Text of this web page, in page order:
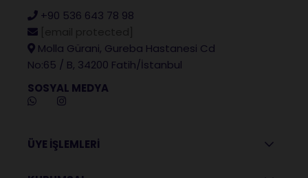
+90 536 643 78 98
Molla Gürani, Gureba Hastanesi Cd
No:65 / B, 34200 Fatih/İstanbul
SOSYAL MEDYA
ÜYE İŞLEMLERİ